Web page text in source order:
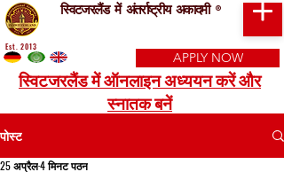
स्विटजरलैंड में अंतर्राष्ट्रीय अकादमी ®
APPLY NOW
स्विटजरलैंड में ऑनलाइन अध्ययन करें और
स्नातक बनें
Est. 2013
पोस्ट
25 अप्रैल4 मिनट पठन